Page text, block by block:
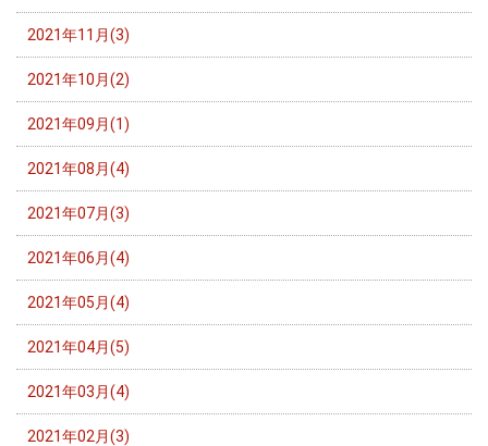
2021年11月(3)
2021年10月(2)
2021年09月(1)
2021年08月(4)
2021年07月(3)
2021年06月(4)
2021年05月(4)
2021年04月(5)
2021年03月(4)
2021年02月(3)